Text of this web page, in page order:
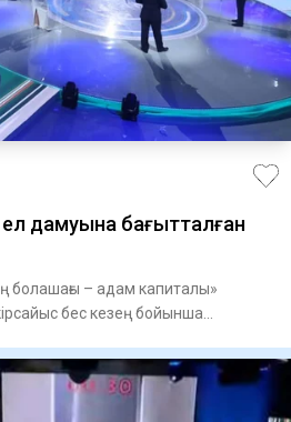
дамуына бағытталған
болашағы – адам капиталы»
бес кезең бойынша